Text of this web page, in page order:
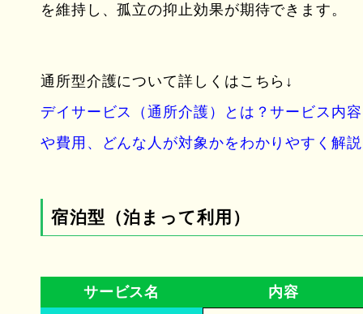
を維持し、孤立の抑止効果が期待できます。
通所型介護について詳しくはこちら↓
デイサービス（通所介護）とは？サービス内容
や費用、どんな人が対象かをわかりやすく解説
宿泊型（泊まって利用）
サービス名 内容